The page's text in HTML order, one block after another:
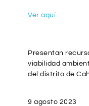
Ver aquí
Presentan
viabilidad
del distrito de
9 agosto 2023